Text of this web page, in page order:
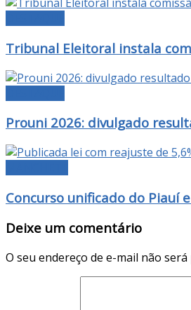
Tribunal Eleitoral instala
Prouni 2026: divulgado
Concurso unificado do Piauí
Deixe um comentário
O seu endereço de e-mail não será